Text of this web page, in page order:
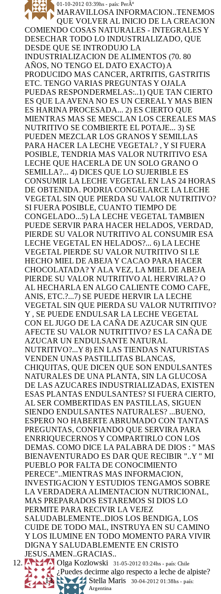
01-10-2012 03:39hs - país: PerÃº
MARAVILLOSA INFORMACION..TENEMOS
QUE VOLVER AL INICIO DE LA CREACION
COMIENDO COSAS NATURALES - INTEGRALES Y
DESECHAR TODO LO INDUSTRIALIZADO, QUE
DESDE QUE SE INTRODUJO LA
INDUSTRIALIZACION DE ALIMENTOS (70. 80
AÑOS, NO TENGO EL DATO EXACTO) A
PRODUCIDO MAS CANCER, ARTRITIS, GASTRITIS
ETC. TENGO VARIAS PREGUNTAS Y OJALA
PUEDAS RESPONDERMELAS:..1) QUE TAN CIERTO
ES QUE LA AVENA NO ES UN CEREAL Y MAS BIEN
ES HARINA PROCESADA... 2) ES CIERTO QUE
MIENTRAS MAS SE MESCLAN LOS CEREALES MAS
NUTRITIVO SE COMBIERTE EL POTAJE... 3) SE
PUEDEN MEZCLAR LOS GRANOS Y SEMILLAS
PARA HACER LA LECHE VEGETAL? , Y SI FUERA
POSIBLE, TENDRIA MAS VALOR NUTRITIVO ESA
LECHE QUE HACERLA DE UN SOLO GRANO O
SEMILLA?... 4) DICES QUE LO SUJERIBLE ES
CONSUMIR LA LECHE VEGETAL EN LAS 24 HORAS
DE OBTENIDA. PODRIA CONGELARCE LA LECHE
VEGETAL SIN QUE PIERDA SU VALOR NUTRITIVO?
SI FUERA POSIBLE, CUANTO TIEMPO DE
CONGELADO...5) LA LECHE VEGETAL TAMBIEN
PUEDE SERVIR PARA HACER HELADOS, VERDAD,
PIERDE SU VALOR NUTRITIVO AL CONSUMIR ESA
LECHE VEGETAL EN HELADOS?... 6) LA LECHE
VEGETAL PIERDE SU VALOR NUTRITIVO SI LE
HECHO MIEL DE ABEJA Y CACAO PARA HACER
CHOCOLATADA? Y ALA VEZ, LA MIEL DE ABEJA
PIERDE SU VALOR NUTRITIVO AL HERVIRLA? O
AL HECHARLA EN ALGO CALIENTE COMO CAFE,
ANIS, ETC.?...7) SE PUEDE HERVIR LA LECHE
VEGETAL SIN QUE PIERDA SU VALOR NUTRITIVO?
Y , SE PUEDE ENDULSAR LA LECHE VEGETAL
CON EL JUGO DE LA CAÑA DE AZUCAR SIN QUE
AFECTE SU VALOR NUTRITTIVO? ES LA CAÑA DE
AZUCAR UN ENDULSANTE NATURAL
NUTRITIVO?...Y 8) EN LAS TIENDAS NATURISTAS
VENDEN UNAS PASTILLITAS BLANCAS,
CHIQUITAS, QUE DICEN QUE SON ENDULSANTES
NATURALES DE UNA PLANTA, SIN LA GLUCOSA
DE LAS AZUCARES INDUSTRIALIZADAS, EXISTEN
ESAS PLANTAS ENDULSANTES? SI FUERA CIERTO,
AL SER COMBERTIDAS EN PASTILLAS, SIGUEN
SIENDO ENDULSANTES NATURALES? ...BUENO,
ESPERO NO HABERTE ABRUMADO CON TANTAS
PREGUNTAS, CONFIANDO QUE SERVIRA PARA
ENRRIQUECERNOS Y COMPARTIRLO CON LOS
DEMAS. COMO DICE LA PALABRA DE DIOS : " MAS
BIENAVENTURADO ES DAR QUE RECIBIR "..Y " MI
PUEBLO POR FALTA DE CONOCIMIENTO
PERECE"..MIENTRAS MAS INFORMACION,
INVESTIGACION Y ESTUDIOS TENGAMOS SOBRE
LA VERDADERA ALIMENTACION NUTRICIONAL,
MAS PREPARADOS ESTAREMOS SI DIOS LO
PERMITE PARA RECIVIR LA VEJEZ
SALUDABLEMENTE..DIOS LOS BENDIGA, LOS
CUIDE DE TODO MAL, INSTRUYA EN SU CAMINO
Y LOS ILUMINE EN TODO MOMENTO PARA VIVIR
DIGNA Y SALUDABLEMENTE EN CRISTO
JESUS.AMEN..GRACIAS..
Olga Kozlowski
31-05-2012 03:24hs - país: Chile
¿Puedes decirme algo respecto a leche de alpiste?
Stella Maris
30-04-2012 01:38hs - país:
Argentina